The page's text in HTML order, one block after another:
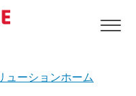
ューションホーム